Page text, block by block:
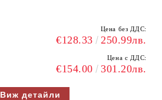
Цена без ДДС:
€128.33 250.99лв.
Цена с ДДС:
€154.00 301.20лв.
Виж детайли